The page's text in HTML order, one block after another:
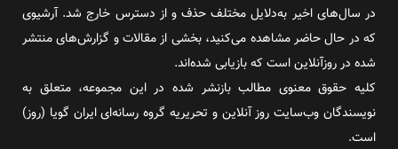
در سال‌های اخیر به‌دلایل مختلف حذف و از دسترس خارج شد. آرشیوی
که در حال حاضر مشاهده می‌کنید، بخشی از مقالات و گزارش‌های منتشر
شده در روزآنلاین است که بازیابی شده‌اند.
کلیه حقوق معنوی مطالب بازنشر شده در این مجموعه، متعلق به
نویسندگان وب‌سایت روز آنلاین و تحریریه گروه رسانه‌ای ایران گویا (روز)
است.